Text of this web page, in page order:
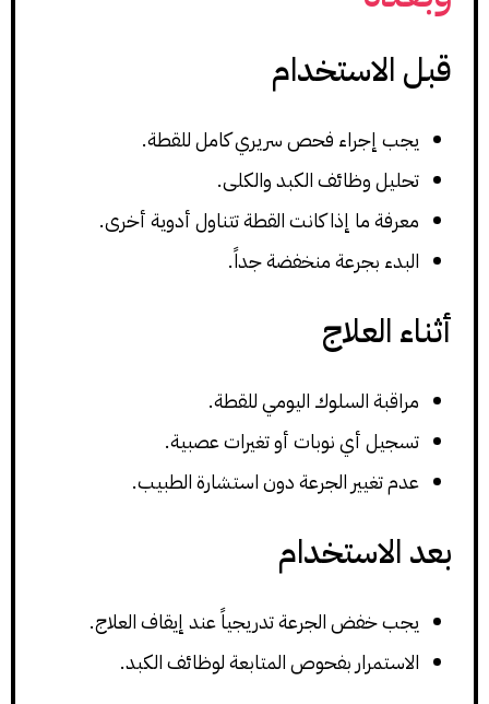
قبل الاستخدام
يجب إجراء فحص سريري كامل للقطة.
تحليل وظائف الكبد والكلى.
معرفة ما إذا كانت القطة تتناول أدوية أخرى.
البدء بجرعة منخفضة جداً.
أثناء العلاج
مراقبة السلوك اليومي للقطة.
تسجيل أي نوبات أو تغيرات عصبية.
عدم تغيير الجرعة دون استشارة الطبيب.
بعد الاستخدام
يجب خفض الجرعة تدريجياً عند إيقاف العلاج.
الاستمرار بفحوص المتابعة لوظائف الكبد.